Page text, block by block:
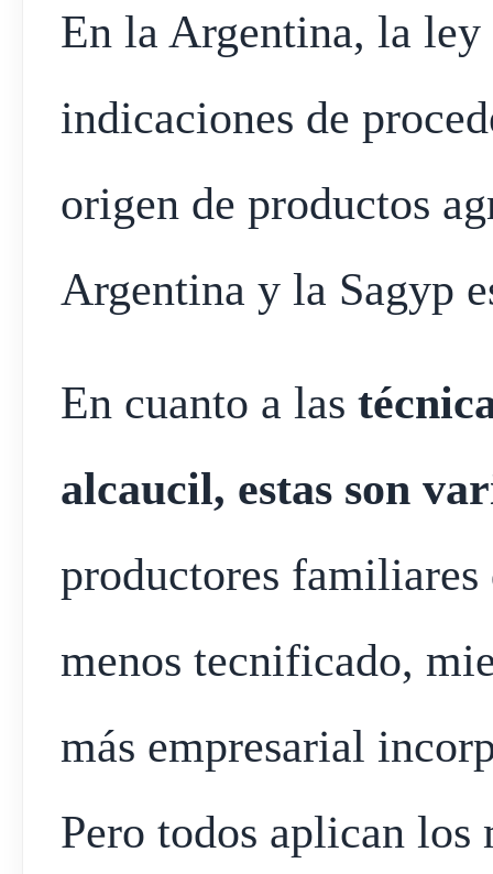
En la Argentina, la ley
indicaciones de
origen de productos
Argentina y la Sagyp
En cuanto a las
alcaucil, estas son
productores
menos tecnificado,
más empresarial
Pero todos aplican